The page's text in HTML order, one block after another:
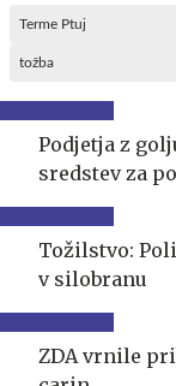
Terme Ptuj
tožba
Podjetja z
sredstev za
Tožilstvo:
v silobranu
ZDA vrnile